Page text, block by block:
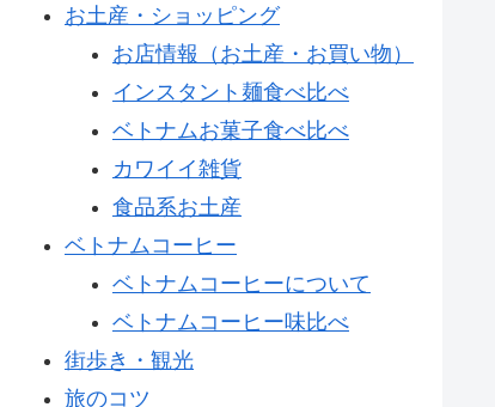
お土産・ショッピング
お店情報（お土産・お買い物）
インスタント麺食べ比べ
ベトナムお菓子食べ比べ
カワイイ雑貨
食品系お土産
ベトナムコーヒー
ベトナムコーヒーについて
ベトナムコーヒー味比べ
街歩き・観光
旅のコツ